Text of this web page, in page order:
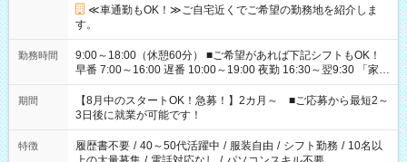
≪車通勤もOK！≫ご自宅近くでご希望の勤務地を紹介しま
す。
勤務時間
9:00～18:00（休憩60分） ■ご希望があれば下記シフトもOK！
早番 7:00～16:00 遅番 10:00～19:00 夜勤 16:30～翌9:30 「家族
と休みを合わせたい」 「余裕を持って夕飯の準備がしたい」
「できれば残業はしたくない」 など、ご希望を教えてください
ね。 ※Wワーク希望の方へ 今ご覧のお仕事で希望する勤務時間
と、もう1つのお仕事の勤務時間。 合計で週40時間を超える場
合は応募できません。
期間
【8月中のスタートOK！急募！】2カ月～ ■ご応募から最短2～
3日後に就業が可能です！
特徴 履歴書不要 / 40～50代活躍中 / 服装自由 / シフト勤務 / 10名以